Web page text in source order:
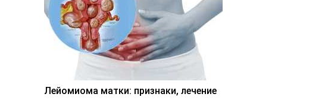
Лейомиома матки: признаки, лечение